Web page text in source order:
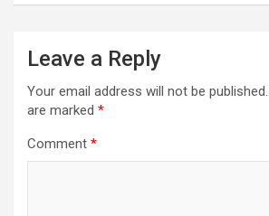
Leave a Reply
Your email address will not be published.
are marked *
Comment *